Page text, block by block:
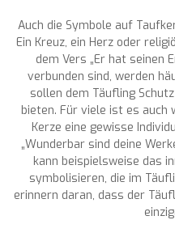
Auch die Symbole auf
Ein Kreuz, ein Herz oder
dem Vers „Er hat seinen
verbunden sind, werden
sollen dem Täufling
bieten. Für viele ist es auch
Kerze eine gewisse
„Wunderbar sind deine
kann beispielsweise das
symbolisieren, die im
erinnern daran, dass der